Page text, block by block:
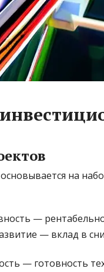
на
—
— вклад в
— готовность